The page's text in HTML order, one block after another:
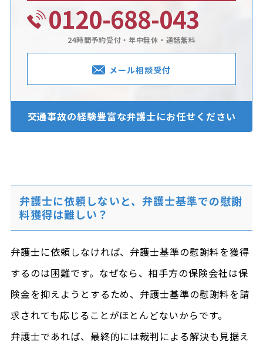
0120-688-043
24時間予約受付・年中無休・通話無料
メール相談受付
交通事故の経験豊富な弁護士にお任せください
弁護士に依頼しないと、弁護士基準での慰謝
料獲得は難しい？
弁護士に依頼しなければ、弁護士基準の慰謝料を獲得
するのは困難です。なぜなら、相手方の保険会社は保
険金を抑えようとするため、弁護士基準の慰謝料を請
求されても応じることがほとんどないからです。
弁護士であれば、最終的には裁判による解決も見据え